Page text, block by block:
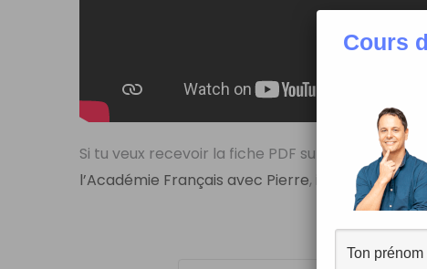
Si tu veux recevoir la fiche PDF sur le
l’Académie Français avec Pierre, inscris-toi ici:
Cours